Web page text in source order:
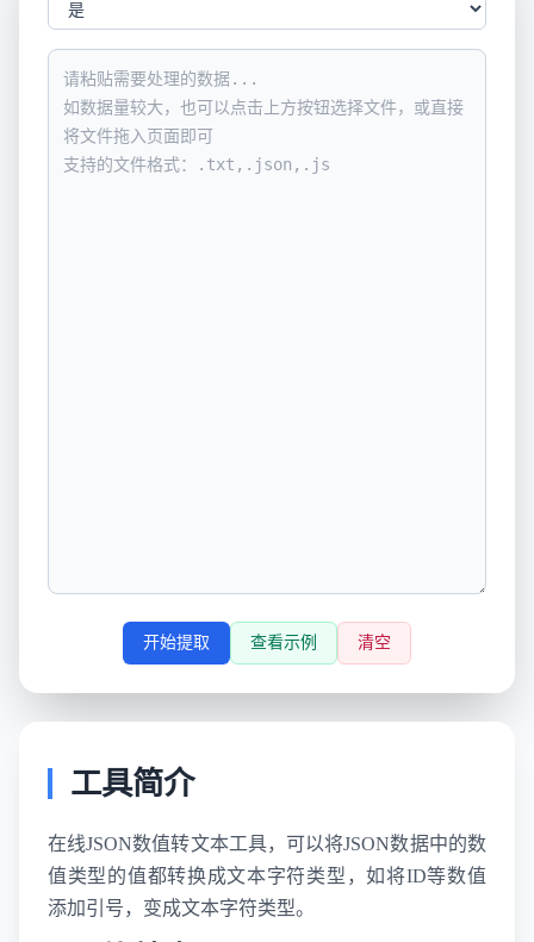
开始提取 查看示例 清空
工具简介
在线JSON数值转文本工具，可以将JSON数据中的数
值类型的值都转换成文本字符类型，如将ID等数值
添加引号，变成文本字符类型。